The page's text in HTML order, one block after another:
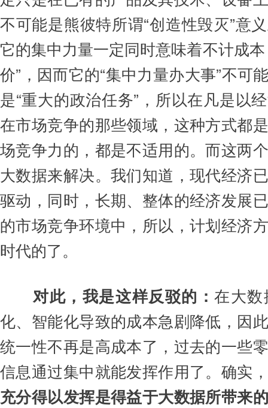
不可能是熊彼特所谓“创造性毁灭”意
它的集中力量一定同时意味着不计成
价”，因而它的“集中力量办大事”不可
是“重大的政治任务”，所以在凡是以
在市场竞争的那些领域，这种方式都
场竞争力的，都是不适用的。而这两
大数据来解决。我们知道，现代经济
驱动，同时，长期、整体的经济发展
的市场竞争环境中，所以，计划经济
时代的了。
对此，我是这样反驳的：在大
化、智能化导致的成本急剧降低，因
统一性不再是高成本了，过去的一些
信息通过集中就能发挥作用了。确实
充分得以发挥是得益于大数据所带来